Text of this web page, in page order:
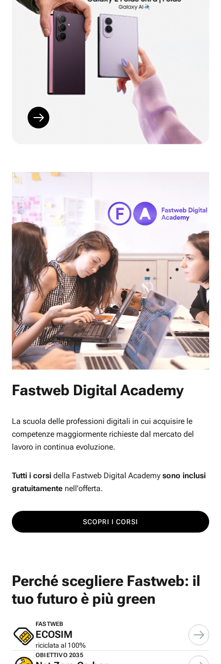
Fastweb Digital Academy
La scuola delle professioni digitali in cui acquisire le
competenze maggiormente richieste dal mercato del
lavoro in continua evoluzione.
Tutti i corsi della Fastweb Digital Academy sono inclusi
gratuitamente nell'offerta.
SCOPRI I CORSI
Perché scegliere Fastweb: il
tuo futuro è più green
FASTWEB
ECOSIM
riciclata al 100%
OBIETTIVO 2035